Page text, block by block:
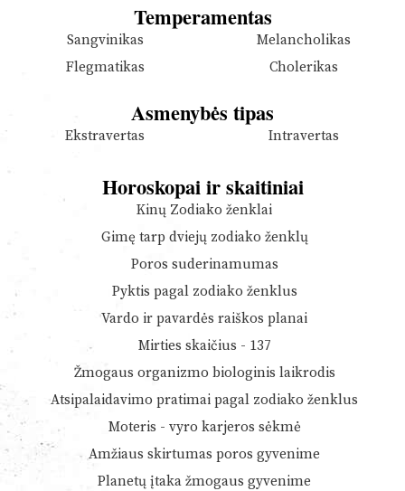
Temperamentas
Sangvinikas
Melancholikas
Flegmatikas
Cholerikas
Asmenybės tipas
Ekstravertas Intravertas
Horoskopai ir skaitiniai
Kinų Zodiako ženklai
Gimę tarp dviejų zodiako ženklų
Poros suderinamumas
Pyktis pagal zodiako ženklus
Vardo ir pavardės raiškos planai
Mirties skaičius - 137
Žmogaus organizmo biologinis laikrodis
Atsipalaidavimo pratimai pagal zodiako ženklus
Moteris - vyro karjeros sėkmė
Amžiaus skirtumas poros gyvenime
Planetų įtaka žmogaus gyvenime